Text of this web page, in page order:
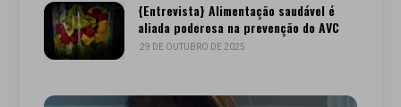
{Entrevista} Alimentação saudável é
aliada poderosa na prevenção do AVC
29 DE OUTUBRO DE 2025